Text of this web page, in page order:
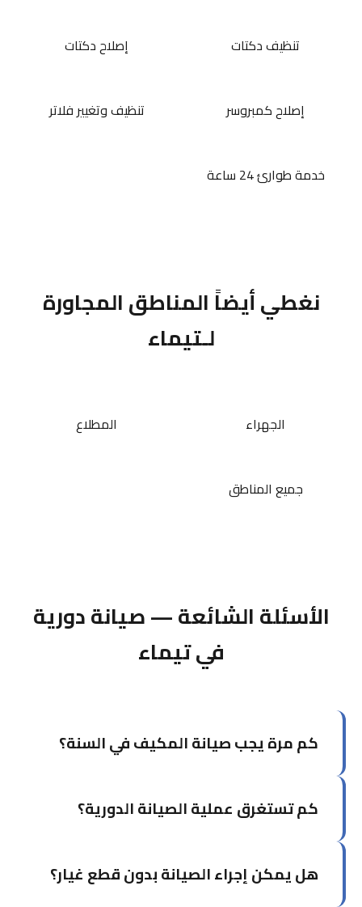
تنظيف دكتات إصلاح دكتات
إصلاح كمبروسر تنظيف وتغيير فلاتر
خدمة طوارئ 24 ساعة
نغطي أيضاً المناطق المجاورة
لـتيماء
الجهراء المطلاع
جميع المناطق
الأسئلة الشائعة — صيانة دورية
في تيماء
كم مرة يجب صيانة المكيف في السنة؟
موسم الصيف (أبريل-مايو) ومرة في فصل الخريف.
كم تستغرق عملية الصيانة الدورية؟
ساعة ونصف. إذا كان لديك أكثر من وحدة، يمكن أن
هل يمكن إجراء الصيانة بدون قطع غيار؟